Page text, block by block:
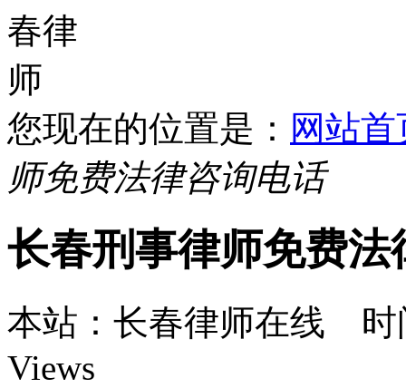
您现在的位置是： 网站首
师免费法律咨询电话
长春刑事律师免费法
本站：长春律师在线 时
Views